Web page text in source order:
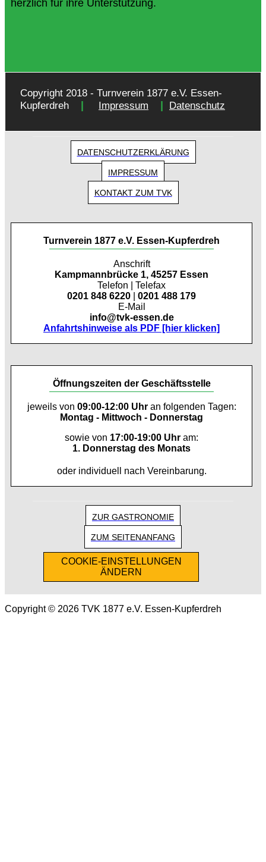
herzlich für ihre Unterstützung.
Copyright 2018 - Turnverein 1877 e.V. Essen-
Kupferdreh
| Impressum | Datenschutz
DATENSCHUTZERKLÄRUNG
IMPRESSUM
KONTAKT ZUM TVK
Turnverein 1877 e.V. Essen-Kupferdreh
Anschrift
Kampmannbrücke 1, 45257 Essen
Telefon | Telefax
0201 848 6220
0201 488 179
E-Mail
info@tvk-essen.de
Anfahrtshinweise als PDF [hier klicken]
Öffnungszeiten der Geschäftsstelle
jeweils von 09:00-12:00 Uhran folgenden Tagen:
Montag - Mittwoch - Donnerstag
sowie von 17:00-19:00 Uhr am:
1. Donnerstag des Monats
oder individuell nach Vereinbarung.
ZUR GASTRONOMIE
ZUM SEITENANFANG
COOKIE-EINSTELLUNGEN
ÄNDERN
Copyright © 2026 TVK 1877 e.V. Essen-Kupferdreh